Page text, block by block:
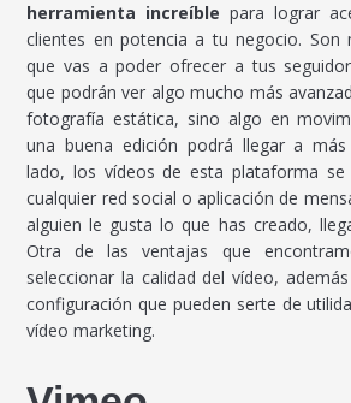
herramienta increíble para lograr
clientes en potencia a tu negocio. Son
que vas a poder ofrecer a tus
que podrán ver algo mucho más
fotografía estática, sino algo en
una buena edición podrá llegar a
lado, los vídeos de esta plataforma se
cualquier red social o aplicación de
alguien le gusta lo que has creado,
Otra de las ventajas que
seleccionar la calidad del vídeo,
configuración que pueden serte de
vídeo marketing.